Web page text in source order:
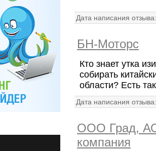
Дата написания отзыва:
БН-Моторс
Кто знает утка
собирать
области? Есть
Дата написания отзыва:
ООО Град, АО
компания